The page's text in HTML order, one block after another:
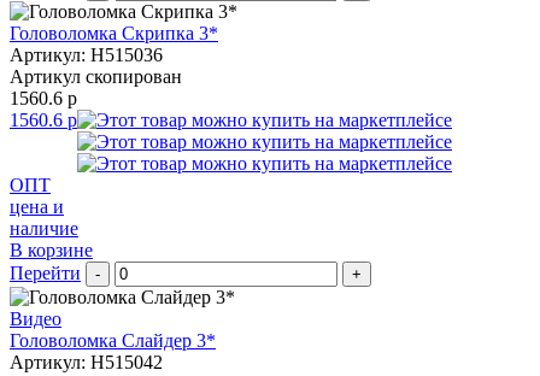
Головоломка Скрипка 3*
Артикул: H515036
Артикул скопирован
1560.6 р
1560.6 р
ОПТ
цена и
наличие
В корзине
Перейти
- +
Видео
Головоломка Слайдер 3*
Артикул: H515042